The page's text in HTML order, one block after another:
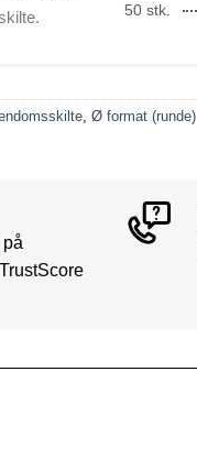
50 stk.
Ø format (runde)